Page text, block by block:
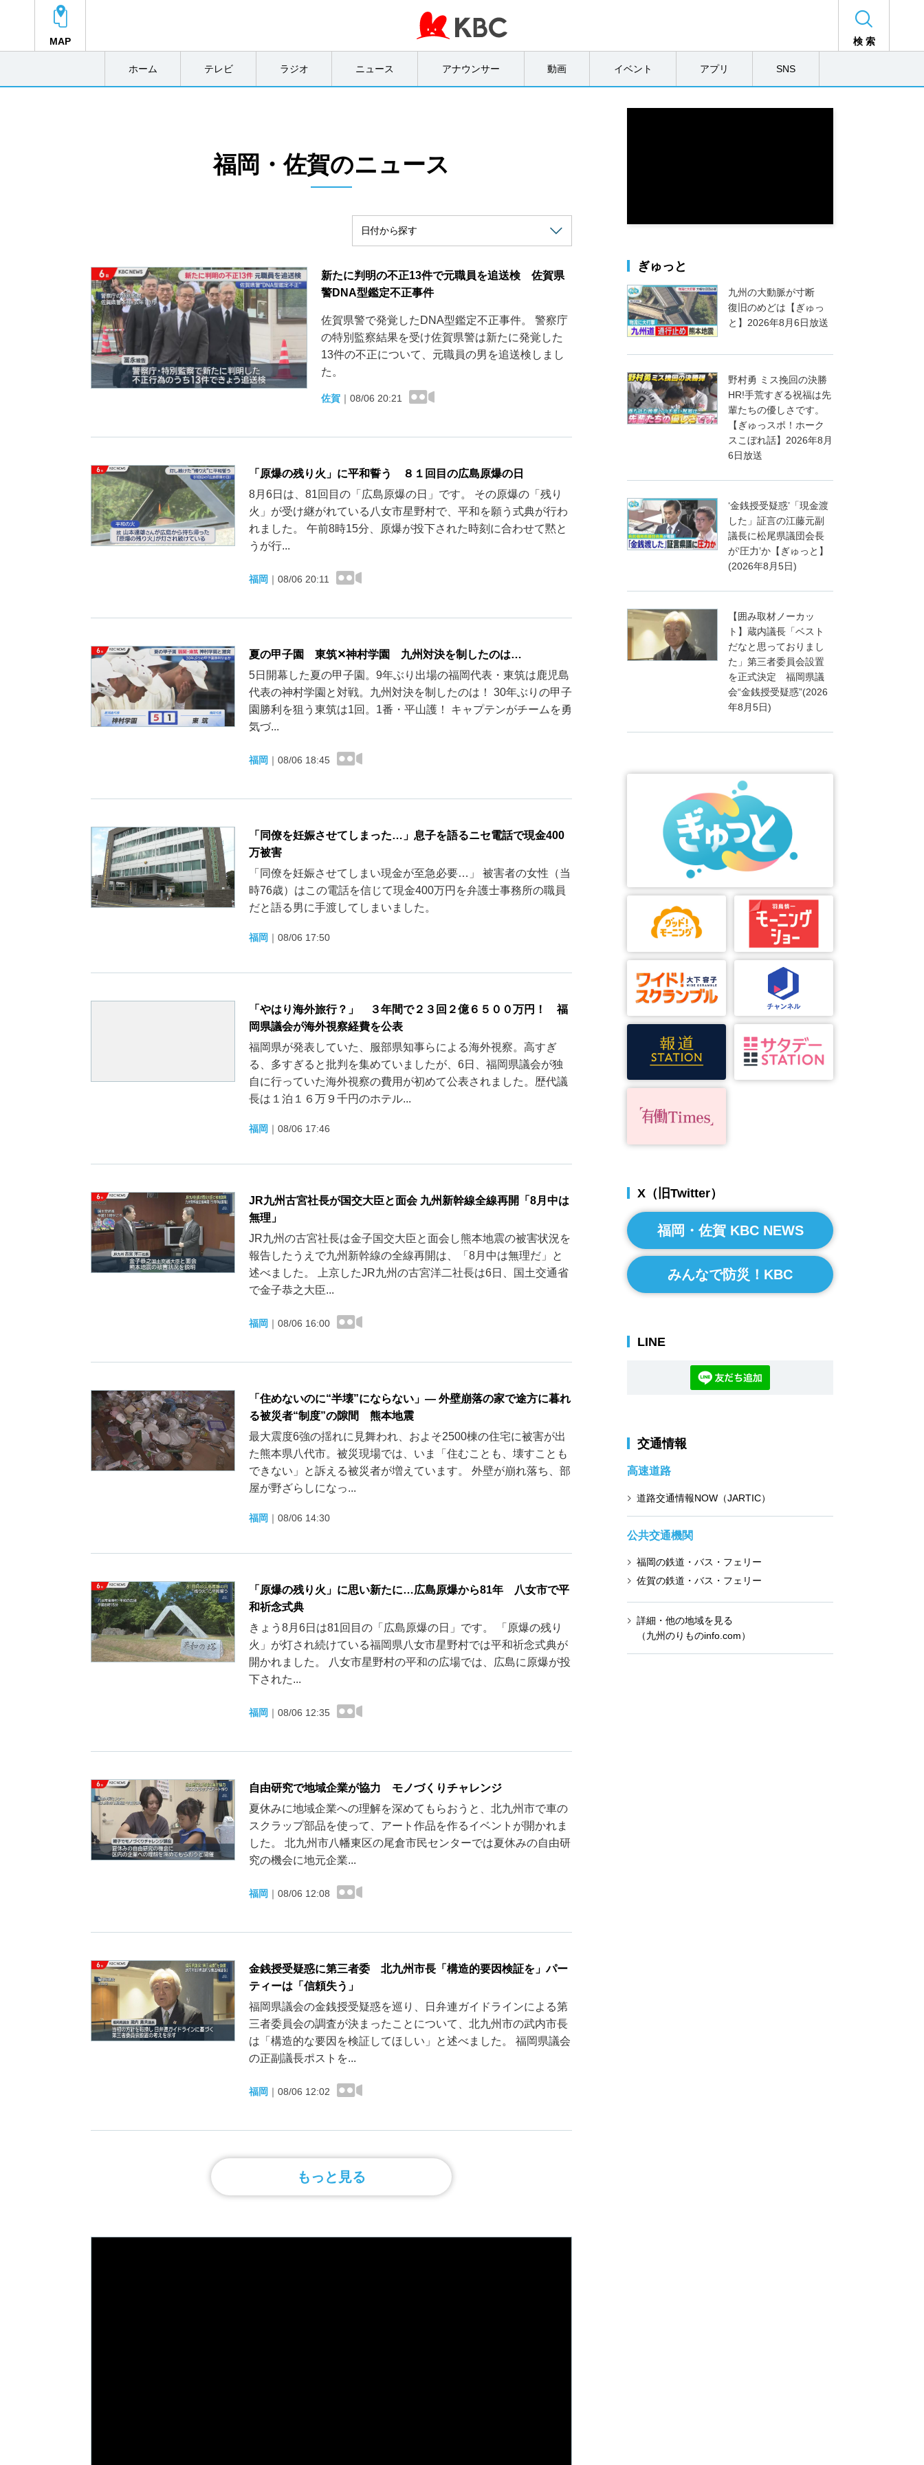
MAP 検 索
ホーム テレビ ラジオ ニュース アナウンサー 動画 イベント アプリ SNS
福岡・佐賀のニュース
新たに判明の不正13件で元職員を追送検 佐賀県
警DNA型鑑定不正事件
佐賀県警で発覚したDNA型鑑定不正事件。 警察庁
の特別監察結果を受け佐賀県警は新たに発覚した
13件の不正について、元職員の男を追送検しまし
た。
佐賀 ｜ 08/06 20:21
「原爆の残り火」に平和誓う ８１回目の広島原爆の日
8月6日は、81回目の「広島原爆の日」です。 その原爆の「残り
火」が受け継がれている八女市星野村で、平和を願う式典が行わ
れました。 午前8時15分、原爆が投下された時刻に合わせて黙と
うが行...
福岡 ｜ 08/06 20:11
夏の甲子園 東筑✕神村学園 九州対決を制したのは…
5日開幕した夏の甲子園。9年ぶり出場の福岡代表・東筑は鹿児島
代表の神村学園と対戦。九州対決を制したのは！ 30年ぶりの甲子
園勝利を狙う東筑は1回。1番・平山護！ キャプテンがチームを勇
気づ...
福岡 ｜ 08/06 18:45
「同僚を妊娠させてしまった…」息子を語るニセ電話で現金400
万被害
「同僚を妊娠させてしまい現金が至急必要…」 被害者の女性（当
時76歳）はこの電話を信じて現金400万円を弁護士事務所の職員
だと語る男に手渡してしまいました。
福岡 ｜ 08/06 17:50
「やはり海外旅行？」 ３年間で２３回２億６５００万円！ 福
岡県議会が海外視察経費を公表
福岡県が発表していた、服部県知事らによる海外視察。高すぎ
る、多すぎると批判を集めていましたが、6日、福岡県議会が独
自に行っていた海外視察の費用が初めて公表されました。歴代議
長は１泊１６万９千円のホテル...
福岡 ｜ 08/06 17:46
JR九州古宮社長が国交大臣と面会 九州新幹線全線再開「8月中は
無理」
JR九州の古宮社長は金子国交大臣と面会し熊本地震の被害状況を
報告したうえで九州新幹線の全線再開は、「8月中は無理だ」と
述べました。 上京したJR九州の古宮洋二社長は6日、国土交通省
で金子恭之大臣...
福岡 ｜ 08/06 16:00
「住めないのに“半壊”にならない」― 外壁崩落の家で途方に暮れ
る被災者“制度”の隙間 熊本地震
最大震度6強の揺れに見舞われ、およそ2500棟の住宅に被害が出
た熊本県八代市。被災現場では、いま「住むことも、壊すことも
できない」と訴える被災者が増えています。 外壁が崩れ落ち、部
屋が野ざらしになっ...
福岡 ｜ 08/06 14:30
「原爆の残り火」に思い新たに…広島原爆から81年 八女市で平
和祈念式典
きょう8月6日は81回目の「広島原爆の日」です。 「原爆の残り
火」が灯され続けている福岡県八女市星野村では平和祈念式典が
開かれました。 八女市星野村の平和の広場では、広島に原爆が投
下された...
福岡 ｜ 08/06 12:35
自由研究で地域企業が協力 モノづくりチャレンジ
夏休みに地域企業への理解を深めてもらおうと、北九州市で車の
スクラップ部品を使って、アート作品を作るイベントが開かれま
した。 北九州市八幡東区の尾倉市民センターでは夏休みの自由研
究の機会に地元企業...
福岡 ｜ 08/06 12:08
金銭授受疑惑に第三者委 北九州市長「構造的要因検証を」パー
ティーは「信頼失う」
福岡県議会の金銭授受疑惑を巡り、日弁連ガイドラインによる第
三者委員会の調査が決まったことについて、北九州市の武内市長
は「構造的な要因を検証してほしい」と述べました。 福岡県議会
の正副議長ポストを...
福岡 ｜ 08/06 12:02
もっと見る
ぎゅっと
九州の大動脈が寸断
復旧のめどは【ぎゅっ
と】2026年8月6日放送
野村勇 ミス挽回の決勝
HR!手荒すぎる祝福は先
輩たちの優しさです。
【ぎゅっスポ！ホーク
スこぼれ話】2026年8月
6日放送
‘金銭授受疑惑’「現金渡
した」証言の江藤元副
議長に松尾県議団会長
が‘圧力’か【ぎゅっと】
(2026年8月5日)
【囲み取材ノーカッ
ト】蔵内議長「ベスト
だなと思っておりまし
た」第三者委員会設置
を正式決定 福岡県議
会“金銭授受疑惑”(2026
年8月5日)
X（旧Twitter）
福岡・佐賀 KBC NEWS
みんなで防災！KBC
LINE
交通情報
高速道路
道路交通情報NOW（JARTIC）
公共交通機関
福岡の鉄道・バス・フェリー
佐賀の鉄道・バス・フェリー
詳細・他の地域を見る
（九州のりものinfo.com）